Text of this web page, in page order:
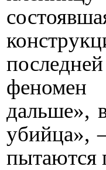
феномен
дальше»,
убийца»,
пытаются